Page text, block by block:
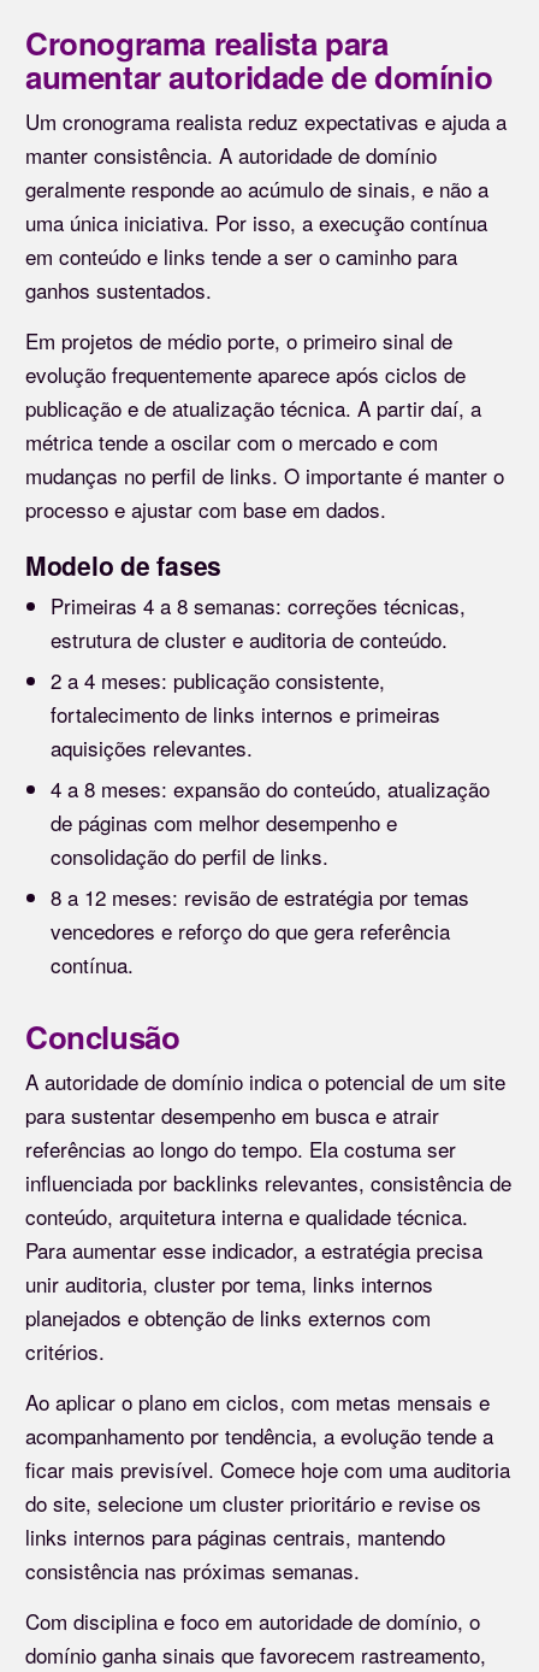
Cronograma realista para
aumentar autoridade de domínio
Um cronograma realista reduz expectativas e ajuda a
manter consistência. A autoridade de domínio
geralmente responde ao acúmulo de sinais, e não a
uma única iniciativa. Por isso, a execução contínua
em conteúdo e links tende a ser o caminho para
ganhos sustentados.
Em projetos de médio porte, o primeiro sinal de
evolução frequentemente aparece após ciclos de
publicação e de atualização técnica. A partir daí, a
métrica tende a oscilar com o mercado e com
mudanças no perfil de links. O importante é manter o
processo e ajustar com base em dados.
Modelo de fases
Primeiras 4 a 8 semanas: correções técnicas,
estrutura de cluster e auditoria de conteúdo.
2 a 4 meses: publicação consistente,
fortalecimento de links internos e primeiras
aquisições relevantes.
4 a 8 meses: expansão do conteúdo, atualização
de páginas com melhor desempenho e
consolidação do perfil de links.
8 a 12 meses: revisão de estratégia por temas
vencedores e reforço do que gera referência
contínua.
Conclusão
A autoridade de domínio indica o potencial de um site
para sustentar desempenho em busca e atrair
referências ao longo do tempo. Ela costuma ser
influenciada por backlinks relevantes, consistência de
conteúdo, arquitetura interna e qualidade técnica.
Para aumentar esse indicador, a estratégia precisa
unir auditoria, cluster por tema, links internos
planejados e obtenção de links externos com
critérios.
Ao aplicar o plano em ciclos, com metas mensais e
acompanhamento por tendência, a evolução tende a
ficar mais previsível. Comece hoje com uma auditoria
do site, selecione um cluster prioritário e revise os
links internos para páginas centrais, mantendo
consistência nas próximas semanas.
Com disciplina e foco em autoridade de domínio, o
domínio ganha sinais que favorecem rastreamento,